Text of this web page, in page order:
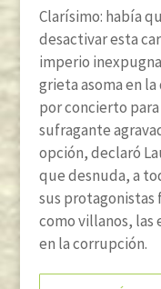
Clarísimo: había
desactivar esta
imperio
grieta asoma en
por concierto
sufragante
opción, declaró
que desnuda, a
sus protagonistas
como villanos,
en la corrupción.